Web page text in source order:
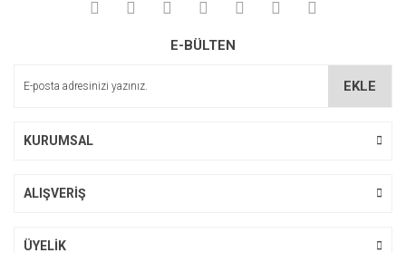
E-BÜLTEN
EKLE
KURUMSAL
ALIŞVERİŞ
ÜYELİK